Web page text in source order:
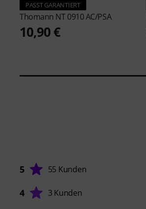
PASST GARANTIERT
Thomann NT 0910 AC/PSA
10,90 €
5 55 Kunden
4 3 Kunden